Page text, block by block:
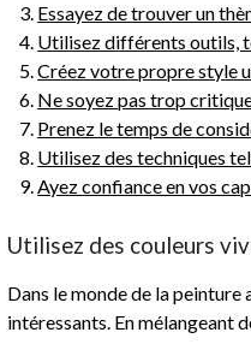
Essayez de trouver un
Utilisez différents outils,
Créez votre propre style
Ne soyez pas trop
Prenez le temps de
Utilisez des techniques
Ayez confiance en vos
Utilisez des couleurs
Dans le monde de la
intéressants. En mélangeant